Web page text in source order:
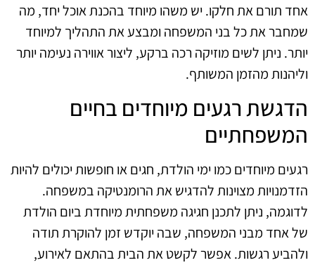
אחד תורם את חלקו. יש משהו מיוחד בהכנת אוכל יחד, מה
שמחבר את כל בני המשפחה ומבצע את התהליך למיוחד
יותר. ניתן לשים מוזיקה רכה ברקע, ליצור אווירה נעימה יותר
וליהנות מהזמן המשותף.
הדגשת רגעים מיוחדים בחיים
המשפחתיים
רגעים מיוחדים כמו ימי הולדת, חגים או חופשות יכולים להיות
הזדמנויות מצוינות להדגיש את הרומנטיקה במשפחה.
לדוגמה, ניתן לתכנן חגיגה משפחתית מיוחדת ביום הולדת
של אחד מבני המשפחה, שבה יוקדש זמן להוקרת תודה
ולהביע רגשות. אפשר לקשט את הבית בהתאם לאירוע,